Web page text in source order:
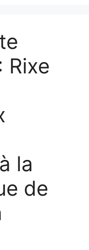
Rixe
la
de